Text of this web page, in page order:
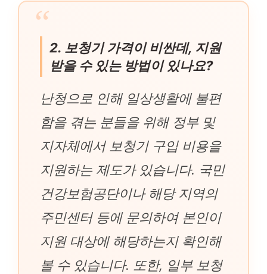
2. 보청기 가격이 비싼데, 지원
받을 수 있는 방법이 있나요?
난청으로 인해 일상생활에 불편
함을 겪는 분들을 위해 정부 및
지자체에서 보청기 구입 비용을
지원하는 제도가 있습니다. 국민
건강보험공단이나 해당 지역의
주민센터 등에 문의하여 본인이
지원 대상에 해당하는지 확인해
볼 수 있습니다. 또한, 일부 보청